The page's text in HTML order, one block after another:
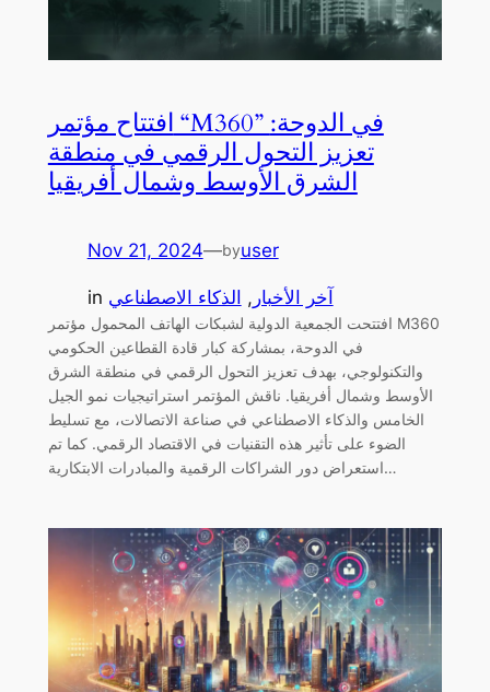
افتتاح مؤتمر “M360” في الدوحة:
تعزيز التحول الرقمي في منطقة
الشرق الأوسط وشمال أفريقيا
Nov 21, 2024—byuser
in آخر الأخبار , الذكاء الاصطناعي
افتتحت الجمعية الدولية لشبكات الهاتف المحمول مؤتمر M360
في الدوحة، بمشاركة كبار قادة القطاعين الحكومي
والتكنولوجي، بهدف تعزيز التحول الرقمي في منطقة الشرق
الأوسط وشمال أفريقيا. ناقش المؤتمر استراتيجيات نمو الجيل
الخامس والذكاء الاصطناعي في صناعة الاتصالات، مع تسليط
الضوء على تأثير هذه التقنيات في الاقتصاد الرقمي. كما تم
استعراض دور الشراكات الرقمية والمبادرات الابتكارية…